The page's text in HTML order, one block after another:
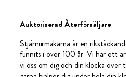
Auktoriserad Återförsäljare
Stjärnurmakarna är en
funnits i över 100 år. Vi har ett
vi oss om dig och din klocka